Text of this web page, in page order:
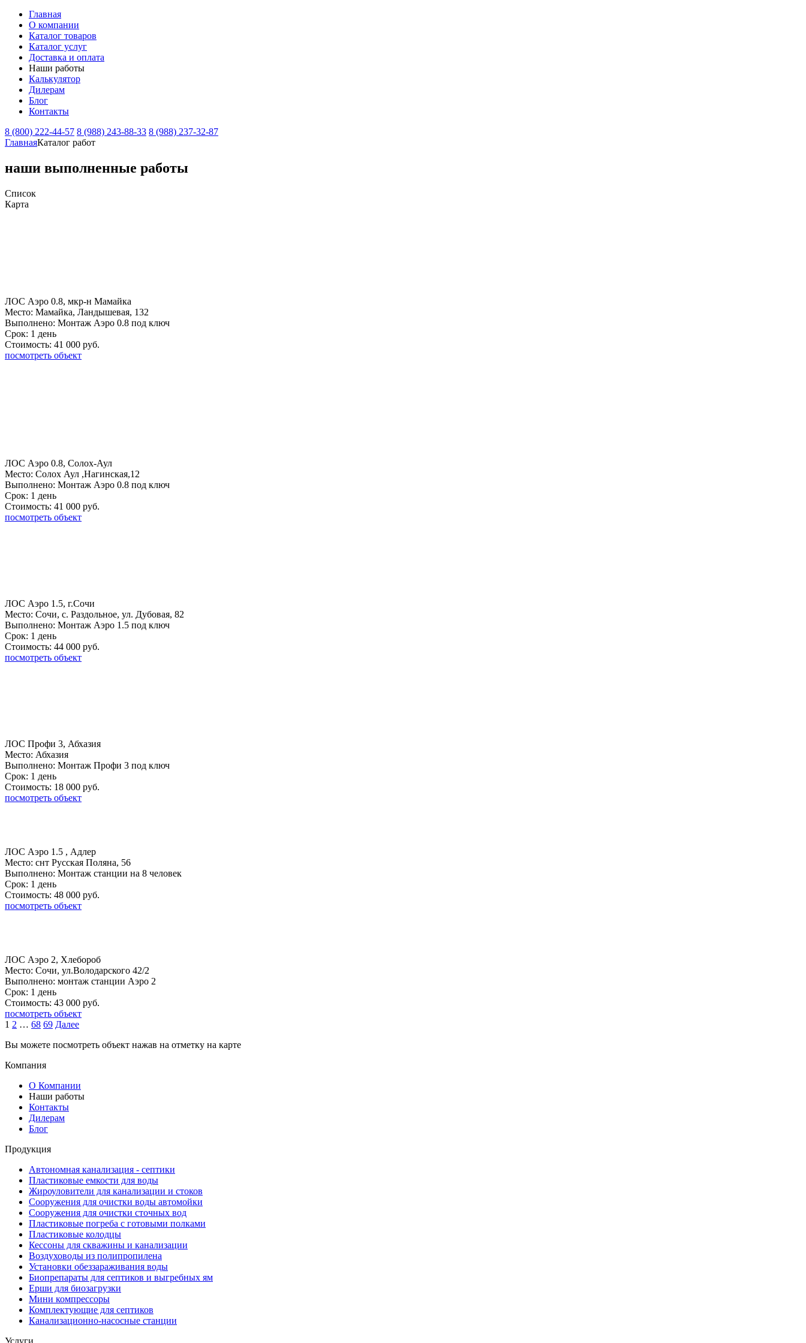
Главная
О компании
Каталог товаров
Каталог услуг
Доставка и оплата
Наши работы
Калькулятор
Дилерам
Блог
Контакты
8 (800) 222-44-57 8 (988) 243-88-33 8 (988) 237-32-87
ГлавнаяКаталог работ
наши выполненные работы
Список
Карта
ЛОС Аэро 0.8, мкр-н Мамайка
Место: Мамайка, Ландышевая, 132
Выполнено: Монтаж Аэро 0.8 под ключ
Срок: 1 день
Стоимость: 41 000 руб.
посмотреть объект
ЛОС Аэро 0.8, Солох-Аул
Место: Солох Аул ,Нагинская,12
Выполнено: Монтаж Аэро 0.8 под ключ
Срок: 1 день
Стоимость: 41 000 руб.
посмотреть объект
ЛОС Аэро 1.5, г.Сочи
Место: Сочи, с. Раздольное, ул. Дубовая, 82
Выполнено: Монтаж Аэро 1.5 под ключ
Срок: 1 день
Стоимость: 44 000 руб.
посмотреть объект
ЛОС Профи 3, Абхазия
Место: Абхазия
Выполнено: Монтаж Профи 3 под ключ
Срок: 1 день
Стоимость: 18 000 руб.
посмотреть объект
ЛОС Аэро 1.5 , Адлер
Место: снт Русская Поляна, 56
Выполнено: Монтаж станции на 8 человек
Срок: 1 день
Стоимость: 48 000 руб.
посмотреть объект
ЛОС Аэро 2, Хлебороб
Место: Сочи, ул.Володарского 42/2
Выполнено: монтаж станции Аэро 2
Срок: 1 день
Стоимость: 43 000 руб.
посмотреть объект
1 2 … 68 69 Далее
Вы можете посмотреть объект нажав на отметку на карте
Компания
О Компании
Наши работы
Контакты
Дилерам
Блог
Продукция
Автономная канализация - септики
Пластиковые емкости для воды
Жироуловители для канализации и стоков
Сооружения для очистки воды автомойки
Сооружения для очистки сточных вод
Пластиковые погреба с готовыми полками
Пластиковые колодцы
Кессоны для скважины и канализации
Воздуховоды из полипропилена
Установки обеззараживания воды
Биопрепараты для септиков и выгребных ям
Ерши для биозагрузки
Мини компрессоры
Комплектующие для септиков
Канализационно-насосные станции
Услуги